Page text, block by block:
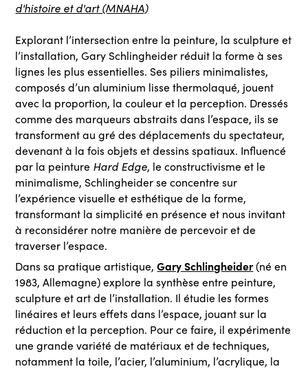
d'histoire et d'art (MNAHA)
Explorant l’intersection entre la peinture, la sculpture et
l’installation, Gary Schlingheider réduit la forme à ses
lignes les plus essentielles. Ses piliers minimalistes,
composés d’un aluminium lisse thermolaqué, jouent
avec la proportion, la couleur et la perception. Dressés
comme des marqueurs abstraits dans l’espace, ils se
transforment au gré des déplacements du spectateur,
devenant à la fois objets et dessins spatiaux. Influencé
par la peinture Hard Edge, le constructivisme et le
minimalisme, Schlingheider se concentre sur
l’expérience visuelle et esthétique de la forme,
transformant la simplicité en présence et nous invitant
à reconsidérer notre manière de percevoir et de
traverser l’espace.
Dans sa pratique artistique,Gary Schlingheider(né en
1983, Allemagne) explore la synthèse entre peinture,
sculpture et art de l’installation. Il étudie les formes
linéaires et leurs effets dans l’espace, jouant sur la
réduction et la perception. Pour ce faire, il expérimente
une grande variété de matériaux et de techniques,
notamment la toile, l’acier, l’aluminium, l’acrylique, la